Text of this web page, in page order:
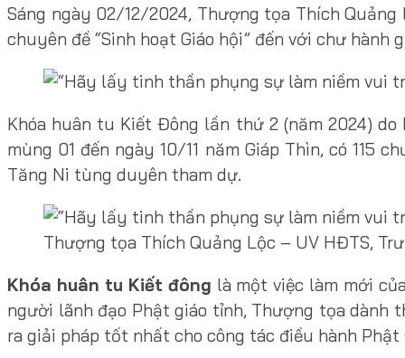
Sáng ngày 02/12/2024, Thượng tọa Thích
chuyên đề “Sinh hoạt Giáo hội” đến với chư hành
Khóa huân tu Kiết Đông lần thứ 2 (năm 2024) do
mùng 01 đến ngày 10/11 năm Giáp Thìn, có 115
Tăng Ni tùng duyên tham dự.
Thượng tọa Thích Quảng Lộc – UV HĐTS,
Khóa huân tu Kiết đông là một việc làm mới
người lãnh đạo Phật giáo tỉnh, Thượng tọa dành
ra giải pháp tốt nhất cho công tác điều hành